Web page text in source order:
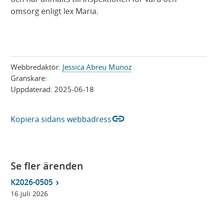
omsorg enligt lex Maria.
Webbredaktör: Jessica Abreu Munoz
Granskare:
Uppdaterad:2025-06-18
Kopiera sidans webbadresslink
Se fler ärenden
K2026-0505
16 juli 2026